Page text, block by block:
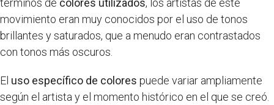
términos de colores utilizados, los artistas de este
movimiento eran muy conocidos por el uso de tonos
brillantes y saturados, que a menudo eran contrastados
con tonos más oscuros.
El uso específico de colores puede variar ampliamente
según el artista y el momento histórico en el que se creó.